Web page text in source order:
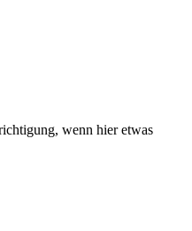
wenn hier etwas